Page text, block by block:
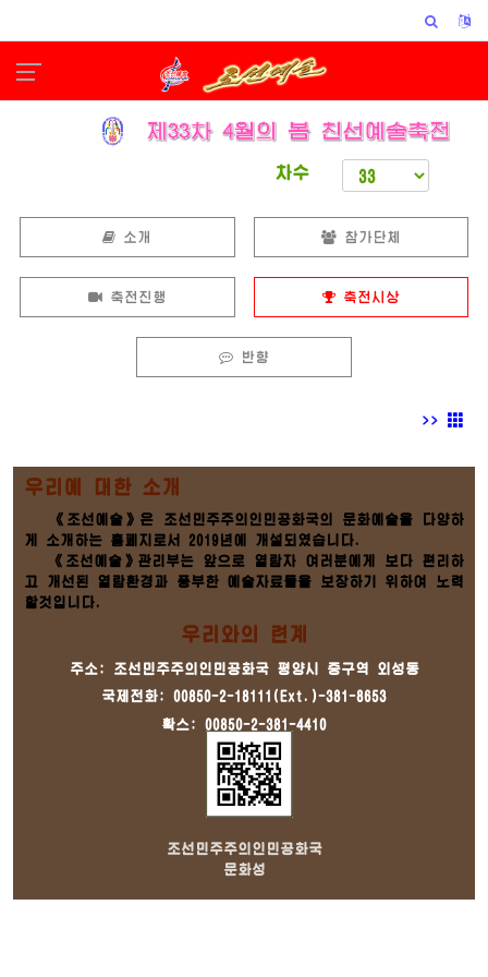
차수
소개 참가단체
축전진행 축전시상
반향
>>
우리에 대한 소개
《조선예술》은 조선민주주의인민공화국의 문화예술을 다양하
게 소개하는 홈페지로서 2019년에 개설되였습니다.
《조선예술》관리부는 앞으로 열람자 여러분에게 보다 편리하
고 개선된 열람환경과 풍부한 예술자료들을 보장하기 위하여 노력
할것입니다.
우리와의 련계
주소: 조선민주주의인민공화국 평양시 중구역 외성동
국제전화: 00850-2-18111(Ext.)-381-8653
확스: 00850-2-381-4410
조선민주주의인민공화국
문화성